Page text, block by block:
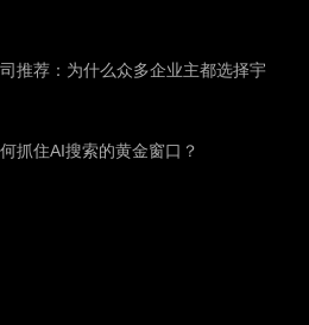
推荐：为什么众多企业主都选择宇
抓住AI搜索的黄金窗口？